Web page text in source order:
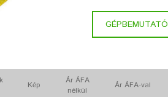
GÉPBEMUTATÓ
Kép
Ár ÁFA
nélkül
Ár ÁFA-val